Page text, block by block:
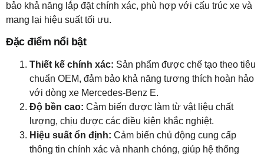
bảo khả năng lắp đặt chính xác, phù hợp với cấu trúc xe và
mang lại hiệu suất tối ưu.
Đặc điểm nổi bật
Thiết kế chính xác: Sản phẩm được chế tạo theo tiêu
chuẩn OEM, đảm bảo khả năng tương thích hoàn hảo
với dòng xe Mercedes-Benz E.
Độ bền cao: Cảm biến được làm từ vật liệu chất
lượng, chịu được các điều kiện khắc nghiệt.
Hiệu suất ổn định: Cảm biến chủ động cung cấp
thông tin chính xác và nhanh chóng, giúp hệ thống